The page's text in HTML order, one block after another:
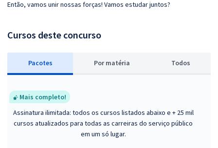
Então, vamos unir nossas forças! Vamos estudar juntos?
Cursos deste concurso
Pacotes Por matéria Todos
Mais completo!
Assinatura ilimitada: todos os cursos listados abaixo e + 25 mil
cursos atualizados para todas as carreiras do serviço público
em um só lugar.